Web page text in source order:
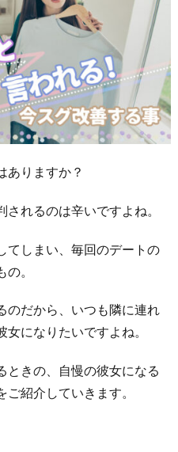
ありますか？
れるのは辛いですよね。
てしまい、毎回のデートの
。
のだから、いつも隣に連れ
になりたいですよね。
ときの、自慢の彼女になる
紹介していきます。